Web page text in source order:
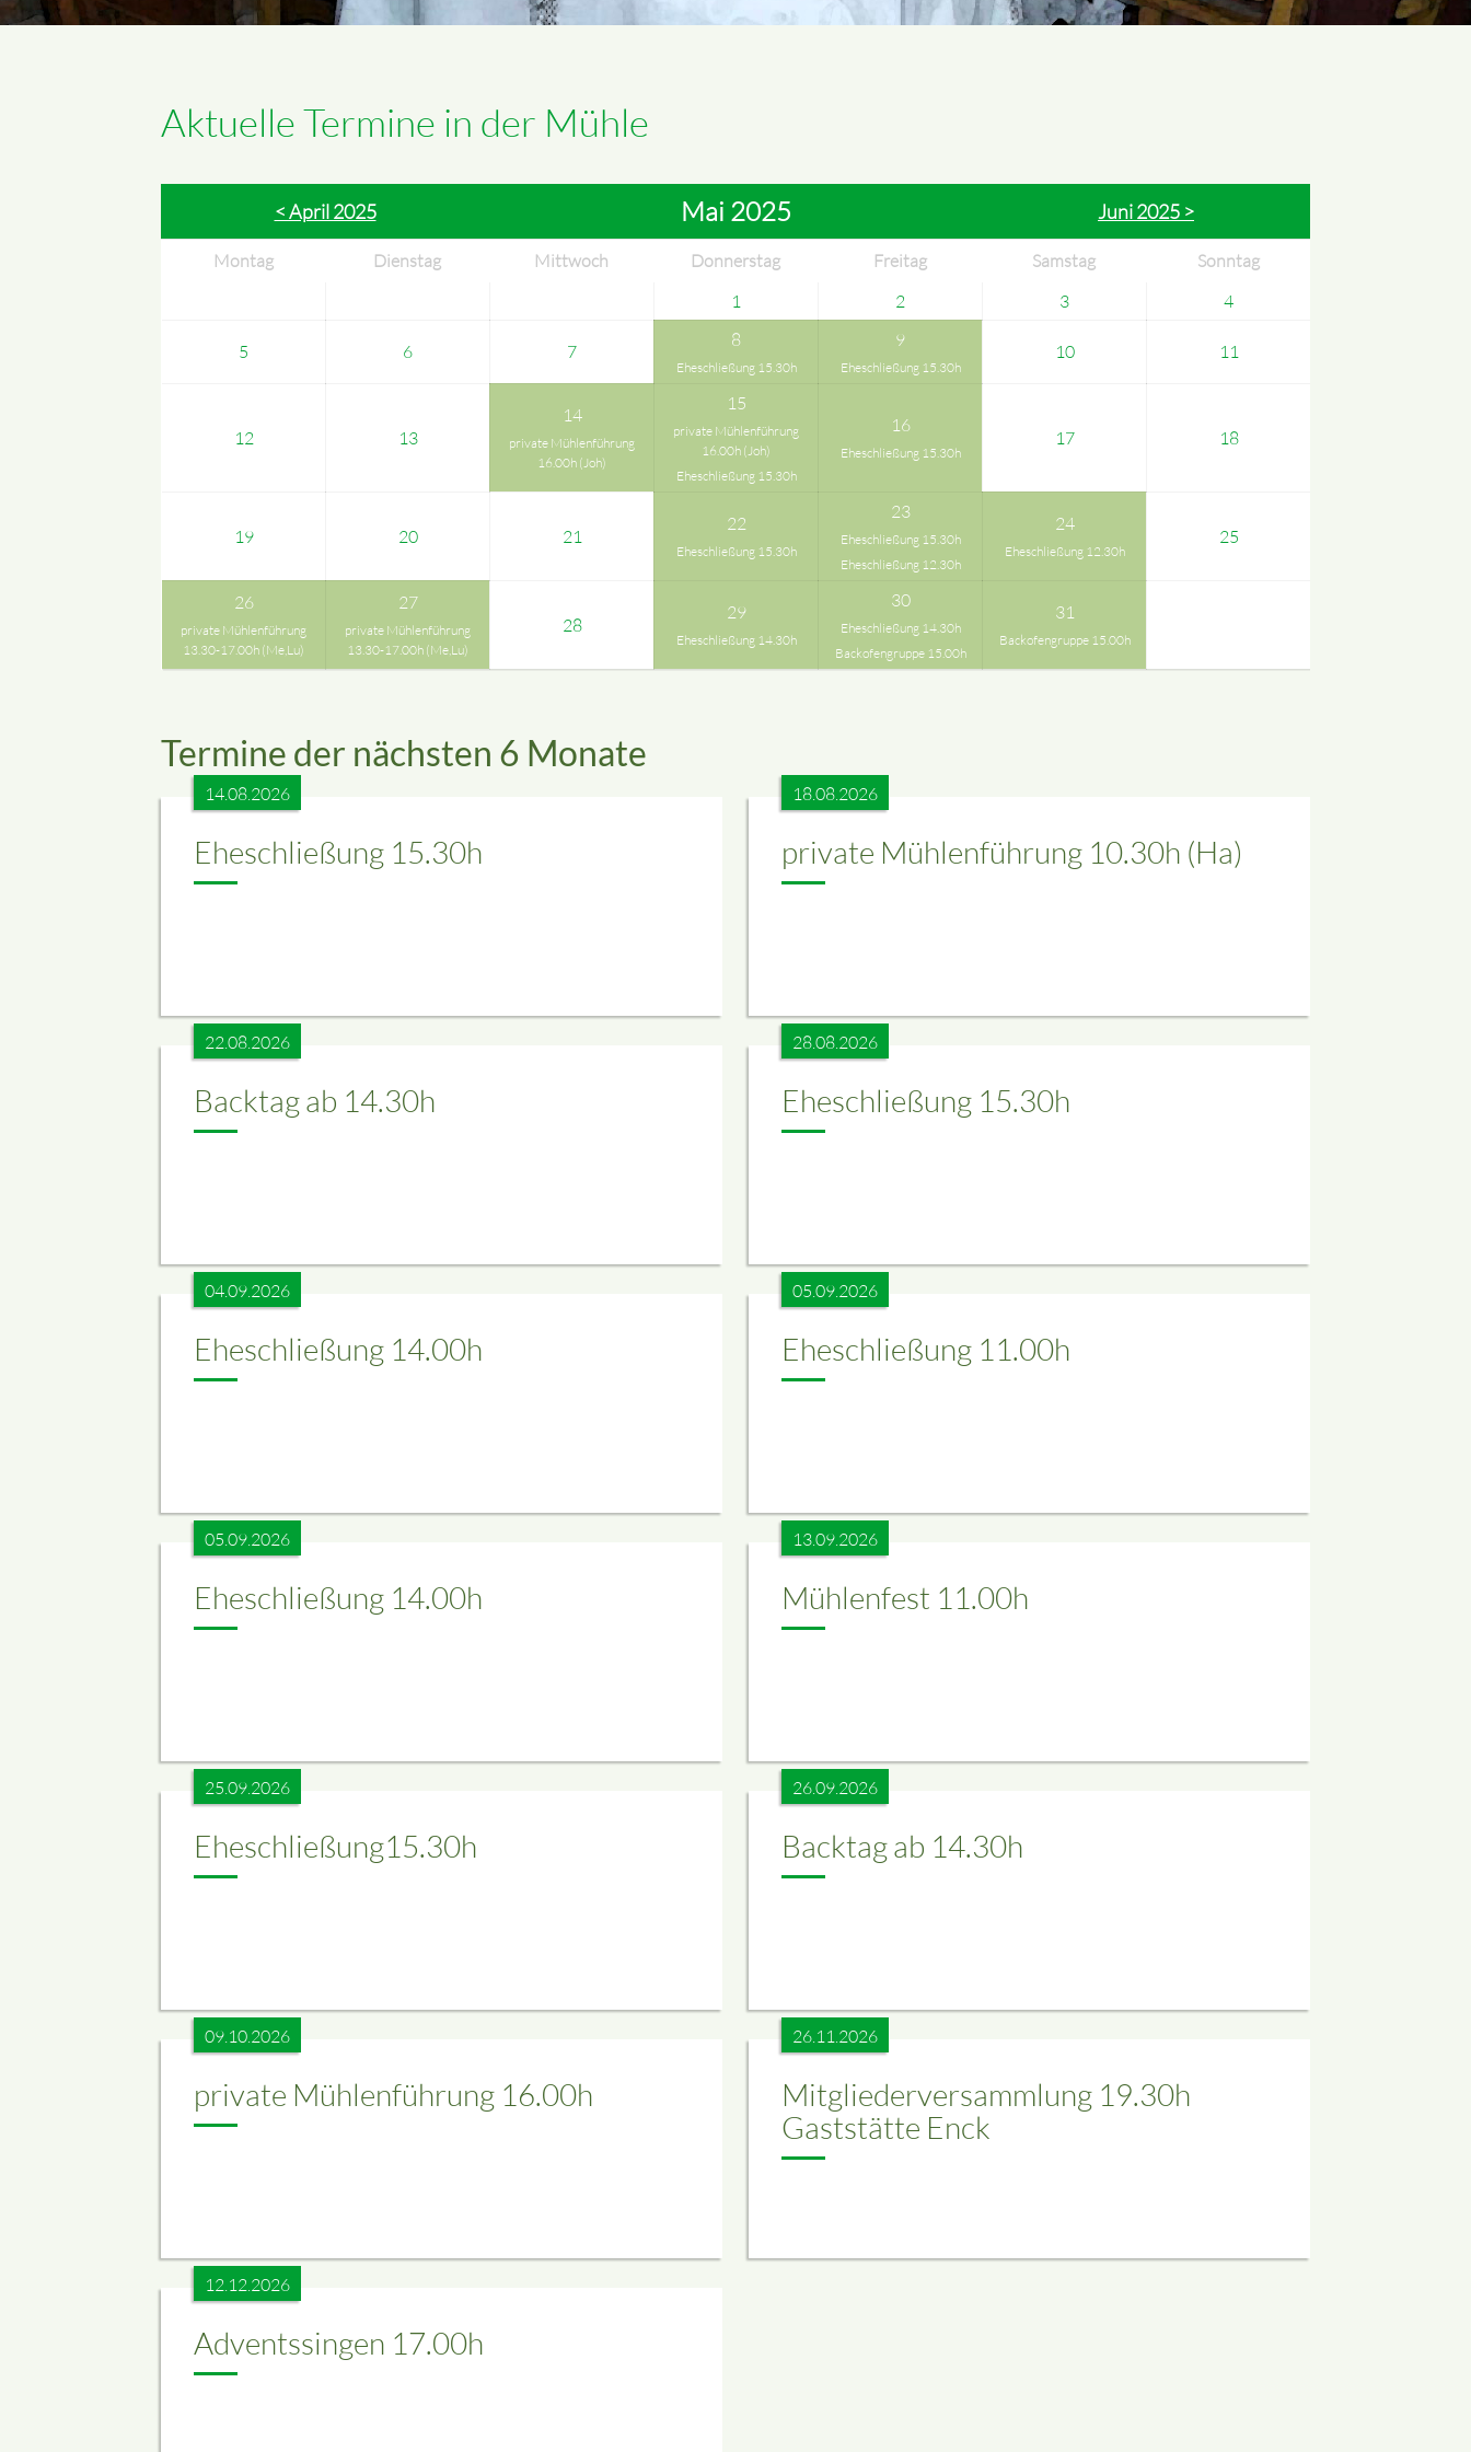
Aktuelle Termine in der Mühle
< April 2025 Mai 2025 Juni 2025 >
Montag Dienstag Mittwoch Donnerstag Freitag Samstag
Sonntag
1
2 3 4
5 6 7
8
Eheschließung 15.30h
9
Eheschließung 15.30h
10 11
12 13
14
private Mühlenführung
16.00h (Joh)
15
private Mühlenführung
16.00h (Joh)
Eheschließung 15.30h
16
Eheschließung 15.30h
17 18
19 20 21
22
Eheschließung 15.30h
23
Eheschließung 15.30h
Eheschließung 12.30h
24
Eheschließung 12.30h
25
26
private Mühlenführung
13.30-17.00h (Me,Lu)
27
private Mühlenführung
13.30-17.00h (Me,Lu)
28
29
Eheschließung 14.30h
30
Eheschließung 14.30h
Backofengruppe 15.00h
31
Backofengruppe 15.00h
Termine der nächsten 6 Monate
Eheschließung 15.30h
14.08.2026
private Mühlenführung 10.30h (Ha)
18.08.2026
Backtag ab 14.30h
22.08.2026
Eheschließung 15.30h
28.08.2026
Eheschließung 14.00h
04.09.2026
Eheschließung 11.00h
05.09.2026
Eheschließung 14.00h
05.09.2026
Mühlenfest 11.00h
13.09.2026
Eheschließung15.30h
25.09.2026
Backtag ab 14.30h
26.09.2026
private Mühlenführung 16.00h
09.10.2026
Mitgliederversammlung 19.30h
Gaststätte Enck
26.11.2026
Adventssingen 17.00h
12.12.2026